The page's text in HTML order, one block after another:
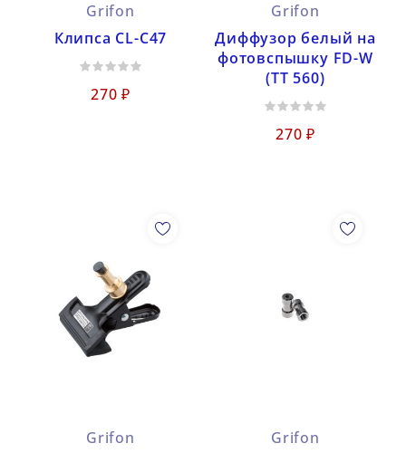
Grifon
Клипса CL-C47
270 ₽
Grifon
Диффузор белый на
фотовспышку FD-W
(TT 560)
270 ₽
Grifon
Grifon